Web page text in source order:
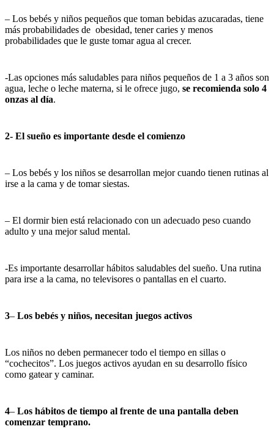
– Los bebés y niños pequeños que toman bebidas azucaradas, tiene
más probabilidades de obesidad, tener caries y menos
probabilidades que le guste tomar agua al crecer.
-Las opciones más saludables para niños pequeños de 1 a 3 años son
agua, leche o leche materna, si le ofrece jugo, se recomienda solo 4
onzas al día.
2- El sueño es importante desde el comienzo
– Los bebés y los niños se desarrollan mejor cuando tienen rutinas al
irse a la cama y de tomar siestas.
– El dormir bien está relacionado con un adecuado peso cuando
adulto y una mejor salud mental.
-Es importante desarrollar hábitos saludables del sueño. Una rutina
para irse a la cama, no televisores o pantallas en el cuarto.
3– Los bebés y niños, necesitan juegos activos
Los niños no deben permanecer todo el tiempo en sillas o
“cochecitos”. Los juegos activos ayudan en su desarrollo físico
como gatear y caminar.
4– Los hábitos de tiempo al frente de una pantalla deben
comenzar temprano.